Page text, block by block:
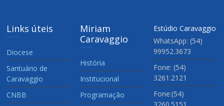
Links úteis
Diocese
Santuário de
Caravaggio
CNBB
Miriam
Caravaggio
História
Institucional
Programação
Estúdio Caravaggio
WhatsApp: (54)
99952.3673
Fone: (54)
3261.2121
Fone:(54)